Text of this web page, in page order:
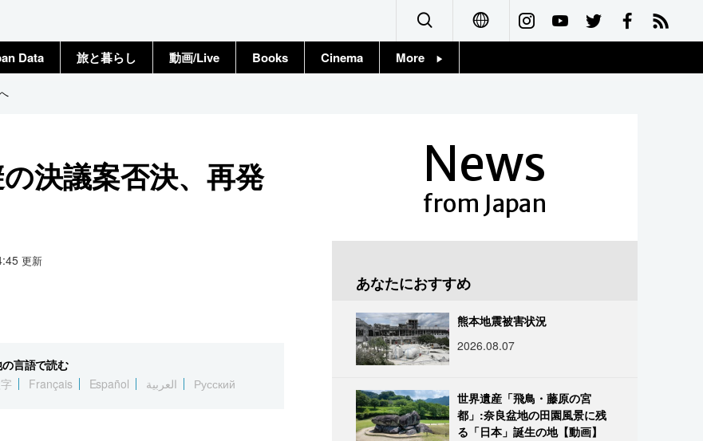
Français
Data 旅と暮らし 動画/Live Books Cinema More
決議案否決、再発
更新
言語で読む
Français Español العربية Русский
News
from Japan
あなたにおすすめ
熊本地震被害状況
2026.08.07
世界遺産「飛鳥・藤原の宮
都」:奈良盆地の田園風景に残
る「日本」誕生の地【動画】